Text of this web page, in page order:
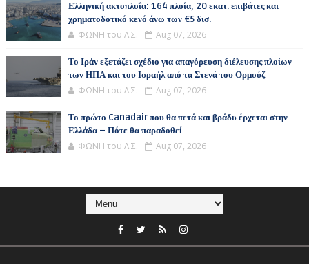
Ελληνική ακτοπλοΐα: 164 πλοία, 20 εκατ. επιβάτες και
χρηματοδοτικό κενό άνω των €5 δισ.
ΦΩΝΗ του Λ.Σ. Aug 07, 2026
Το Ιράν εξετάζει σχέδιο για απαγόρευση διέλευσης πλοίων
των ΗΠΑ και του Ισραήλ από τα Στενά του Ορμούζ
ΦΩΝΗ του Λ.Σ. Aug 07, 2026
Το πρώτο Canadair που θα πετά και βράδυ έρχεται στην
Ελλάδα – Πότε θα παραδοθεί
ΦΩΝΗ του Λ.Σ. Aug 07, 2026